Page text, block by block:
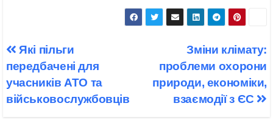
Навігація
записів
Зміни клімату:
проблеми охорони
природи, економіки,
взаємодії з ЄС
Які пільги
передбачені для
учасників АТО та
військовослужбовців